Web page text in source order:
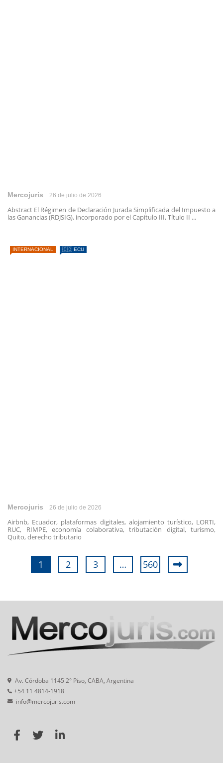
Mercojuris 26 de julio de 2026
Abstract El Régimen de Declaración Jurada Simplificada del Impuesto a
las Ganancias (RDJSIG), incorporado por el Capítulo III, Título II ...
INTERNACIONAL 🇪🇨 ECU
Mercojuris 26 de julio de 2026
Airbnb, Ecuador, plataformas digitales, alojamiento turístico, LORTI,
RUC, RIMPE, economía colaborativa, tributación digital, turismo,
Quito, derecho tributario
1 2 3 … 560
Av. Córdoba 1145 2° Piso, CABA, Argentina
+54 11 4814-1918
info@mercojuris.com